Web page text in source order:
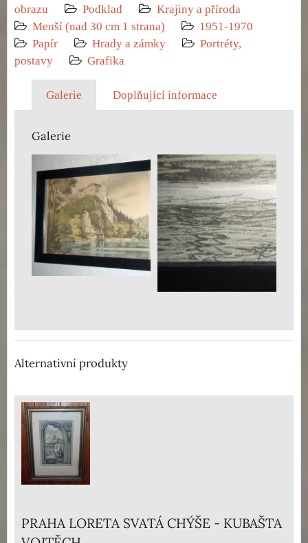
obrazu
Podklad
Krajiny a příroda
Menší (nad 30 cm 1 strana)
1951-1970
Papír
Hrady a zámky
Portréty,
postavy
Grafika
Galerie Doplňující informace
Galerie
Alternativní produkty
PRAHA LORETA SVATÁ CHÝŠE - KUBAŠTA